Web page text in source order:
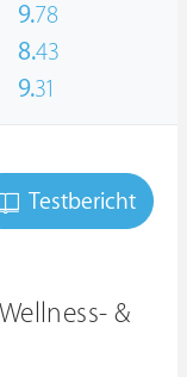
9.78
8.43
9.31
Testbericht
&